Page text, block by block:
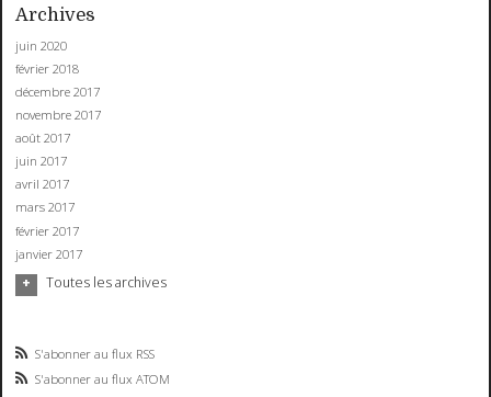
Archives
juin 2020
février 2018
décembre 2017
novembre 2017
août 2017
juin 2017
avril 2017
mars 2017
février 2017
janvier 2017
Toutes les archives
S'abonner au flux RSS
S'abonner au flux ATOM